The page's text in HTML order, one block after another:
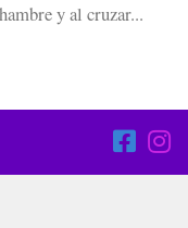
y al cruzar...